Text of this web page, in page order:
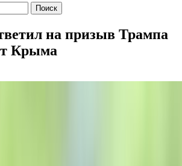
на призыв Трампа
Крыма